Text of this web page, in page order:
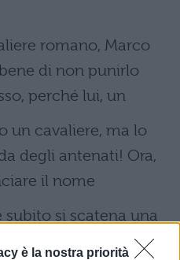
è la nostra priorità
romano, Marco
di non punirlo
perché lui, un
un cavaliere, ma lo
degli antenati! Ora,
il nome
si scatena una
teatro greco!